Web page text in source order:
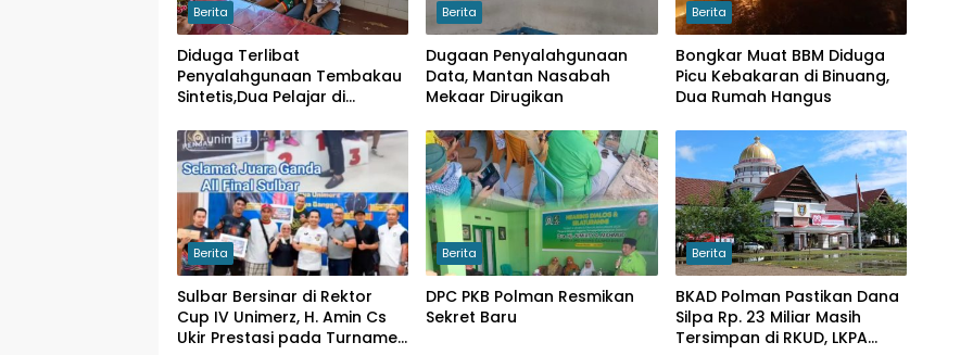
Berita
Diduga Terlibat
Penyalahgunaan Tembakau
Sintetis,Dua Pelajar di
Berita
Dugaan Penyalahgunaan
Data, Mantan Nasabah
Mekaar Dirugikan
Berita
Bongkar Muat BBM Diduga
Picu Kebakaran di Binuang,
Dua Rumah Hangus
Berita
Sulbar Bersinar di Rektor
Cup IV Unimerz, H. Amin Cs
Ukir Prestasi pada Turnamen
Berita
DPC PKB Polman Resmikan
Sekret Baru
Berita
BKAD Polman Pastikan Dana
Silpa Rp. 23 Miliar Masih
Tersimpan di RKUD, LKPA